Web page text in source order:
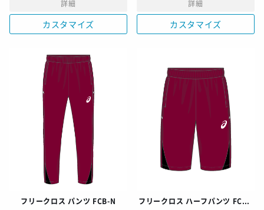
詳細
カスタマイズ
詳細
カスタマイズ
フリークロス パンツ FCB-N フリークロス ハーフパンツ FCH-N